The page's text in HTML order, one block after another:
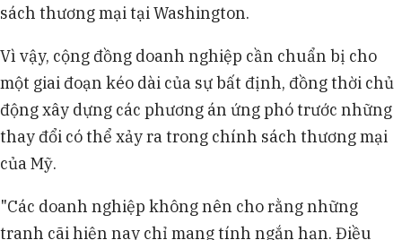
sách thương mại tại Washington.
Vì vậy, cộng đồng doanh nghiệp cần chuẩn bị cho
một giai đoạn kéo dài của sự bất định, đồng thời chủ
động xây dựng các phương án ứng phó trước những
thay đổi có thể xảy ra trong chính sách thương mại
của Mỹ.
"Các doanh nghiệp không nên cho rằng những
tranh cãi hiện nay chỉ mang tính ngắn hạn. Điều